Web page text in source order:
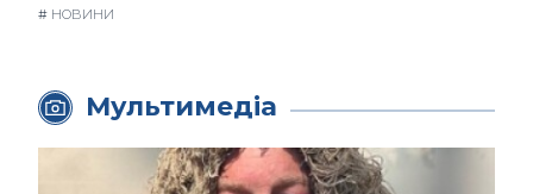
# НОВИНИ
Мультимедіа